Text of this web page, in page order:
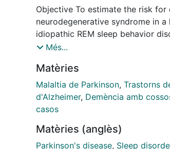
Objective To estimate the risk for
neurodegenerative syndrome in
idiopathic REM sleep behavior
with long follow-up. Methods
defined neurodegenerative
consecutive IRBD patients
our tertiary referal sleep center
and July 2013. Results The cohort
median follow-up of four years.
neurodegenerative syndrome
Més...
Matèries
Malaltia de Parkinson, Trastorns
d'Alzheimer, Demència amb
casos
Matèries (anglès)
Parkinson's disease, Sleep